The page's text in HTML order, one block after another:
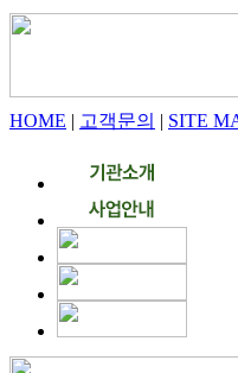
HOME | 고객문의 | SITE